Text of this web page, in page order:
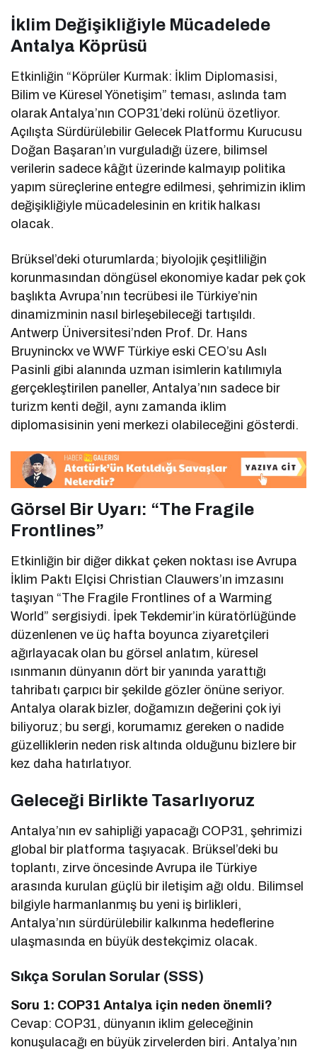
İklim Değişikliğiyle Mücadelede
Antalya Köprüsü
Etkinliğin “Köprüler Kurmak: İklim Diplomasisi,
Bilim ve Küresel Yönetişim” teması, aslında tam
olarak Antalya’nın COP31’deki rolünü özetliyor.
Açılışta Sürdürülebilir Gelecek Platformu Kurucusu
Doğan Başaran’ın vurguladığı üzere, bilimsel
verilerin sadece kâğıt üzerinde kalmayıp politika
yapım süreçlerine entegre edilmesi, şehrimizin iklim
değişikliğiyle mücadelesinin en kritik halkası
olacak.
Brüksel’deki oturumlarda; biyolojik çeşitliliğin
korunmasından döngüsel ekonomiye kadar pek çok
başlıkta Avrupa’nın tecrübesi ile Türkiye’nin
dinamizminin nasıl birleşebileceği tartışıldı.
Antwerp Üniversitesi’nden Prof. Dr. Hans
Bruyninckx ve WWF Türkiye eski CEO’su Aslı
Pasinli gibi alanında uzman isimlerin katılımıyla
gerçekleştirilen paneller, Antalya’nın sadece bir
turizm kenti değil, aynı zamanda iklim
diplomasisinin yeni merkezi olabileceğini gösterdi.
Görsel Bir Uyarı: “The Fragile
Frontlines”
Etkinliğin bir diğer dikkat çeken noktası ise Avrupa
İklim Paktı Elçisi Christian Clauwers’ın imzasını
taşıyan “The Fragile Frontlines of a Warming
World” sergisiydi. İpek Tekdemir’in küratörlüğünde
düzenlenen ve üç hafta boyunca ziyaretçileri
ağırlayacak olan bu görsel anlatım, küresel
ısınmanın dünyanın dört bir yanında yarattığı
tahribatı çarpıcı bir şekilde gözler önüne seriyor.
Antalya olarak bizler, doğamızın değerini çok iyi
biliyoruz; bu sergi, korumamız gereken o nadide
güzelliklerin neden risk altında olduğunu bizlere bir
kez daha hatırlatıyor.
Geleceği Birlikte Tasarlıyoruz
Antalya’nın ev sahipliği yapacağı COP31, şehrimizi
global bir platforma taşıyacak. Brüksel’deki bu
toplantı, zirve öncesinde Avrupa ile Türkiye
arasında kurulan güçlü bir iletişim ağı oldu. Bilimsel
bilgiyle harmanlanmış bu yeni iş birlikleri,
Antalya’nın sürdürülebilir kalkınma hedeflerine
ulaşmasında en büyük destekçimiz olacak.
Sıkça Sorulan Sorular (SSS)
Soru 1: COP31 Antalya için neden önemli?
Cevap: COP31, dünyanın iklim geleceğinin
konuşulacağı en büyük zirvelerden biri. Antalya’nın